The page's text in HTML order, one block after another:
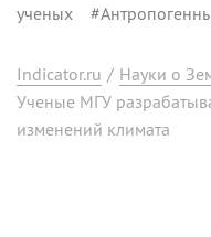
ученых #
Indicator.ru / Науки о
Ученые МГУ
изменений климата